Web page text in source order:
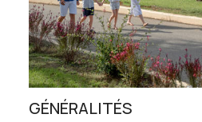
GÉNÉRALITÉS